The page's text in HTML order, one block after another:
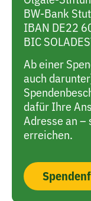
BW-Bank
IBAN DE22
BIC
Ab einer
auch
dafür Ihre
Adresse an –
erreichen.